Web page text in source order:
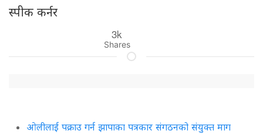
स्पीक कर्नर
3k
Shares
ओलीलाई पक्राउ गर्न झापाका पत्रकार संगठनको संयुक्त माग